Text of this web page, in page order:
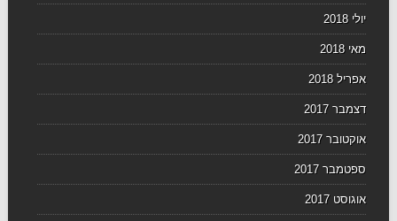
יולי 2018
מאי 2018
אפריל 2018
דצמבר 2017
אוקטובר 2017
ספטמבר 2017
אוגוסט 2017